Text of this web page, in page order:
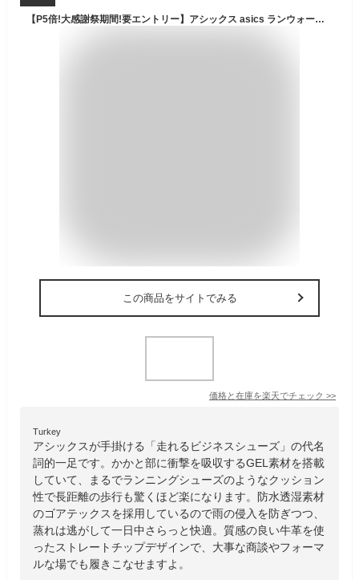
【P5倍!大感謝祭期間!要エントリー】アシックス asics ランウォーク Runwalk ストレートチップ WR819P レースアップ ビジネスシューズ メンズ 靴
この商品をサイトでみる
価格と在庫を楽天でチェック >>
Turkey
アシックスが手掛ける「走れるビジネスシューズ」の代名
詞的一足です。かかと部に衝撃を吸収するGEL素材を搭載
していて、まるでランニングシューズのようなクッション
性で長距離の歩行も驚くほど楽になります。防水透湿素材
のゴアテックスを採用しているので雨の侵入を防ぎつつ、
蒸れは逃がして一日中さらっと快適。質感の良い牛革を使
ったストレートチップデザインで、大事な商談やフォーマ
ルな場でも履きこなせますよ。